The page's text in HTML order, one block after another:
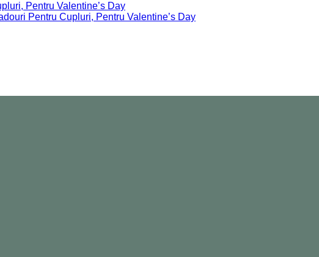
Pentru Valentine’s Day
Pentru Cupluri, Pentru Valentine’s Day